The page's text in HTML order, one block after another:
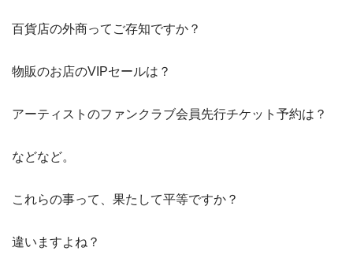
百貨店の外商ってご存知ですか？
物販のお店のVIPセールは？
アーティストのファンクラブ会員先行チケット予約は？
などなど。
これらの事って、果たして平等ですか？
違いますよね？